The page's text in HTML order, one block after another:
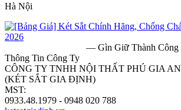
Hà Nội
— Gìn Giữ Thành Công
Thông Tin Công Ty
CÔNG TY TNHH NỘI THẤT PHÚ GIA AN
(KÉT SẮT GIA ĐỊNH)
MST:
0933.48.1979 - 0948 020 788